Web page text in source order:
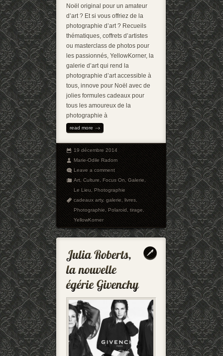
Noël original pour un amateur
d’art ? Et si vous offriez de la
photographie d’art ? Recueils
thématiques, coffrets d’artistes
ou masterclass de photos pour
les passionnés, YellowKorner, la
galerie d’art qui rend la
photographie d’art accessible à
tous, innove pour Noël avec de
jolies formules cadeaux pour
tous les amoureux de la
photographie à
read more
19 décembre 2014
Marie-Odile Radom
Leave a comment
Art,Culture,Focus On,Galerie,
Le Lieu,Photographie
cadeaux arty,galerie,livres,
Photographie,Polaroid,tirage,
YellowKorner